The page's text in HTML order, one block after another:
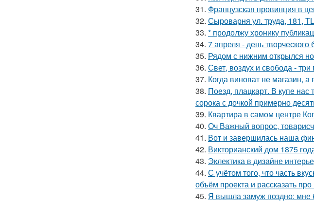
31. Французская провинция в
32. Сыроварня ул. труда, 181,
33. * продолжу хронику
34. 7 апреля - день творческого
35. Рядом с нижним открылся
36. Свет, воздух и свобода - три
37. Когда виноват не магазин,
38. Поезд, плацкарт. В купе
сорока с дочкой примерно
39. Квартира в самом центре
40. Оч Важный вопрос,
41. Вот и завершилась наша
42. Викторианский дом 1875
43. Эклектика в дизайне
44. С учётом того, что часть
объём проекта и рассказать про
45. Я вышла замуж поздно: мне